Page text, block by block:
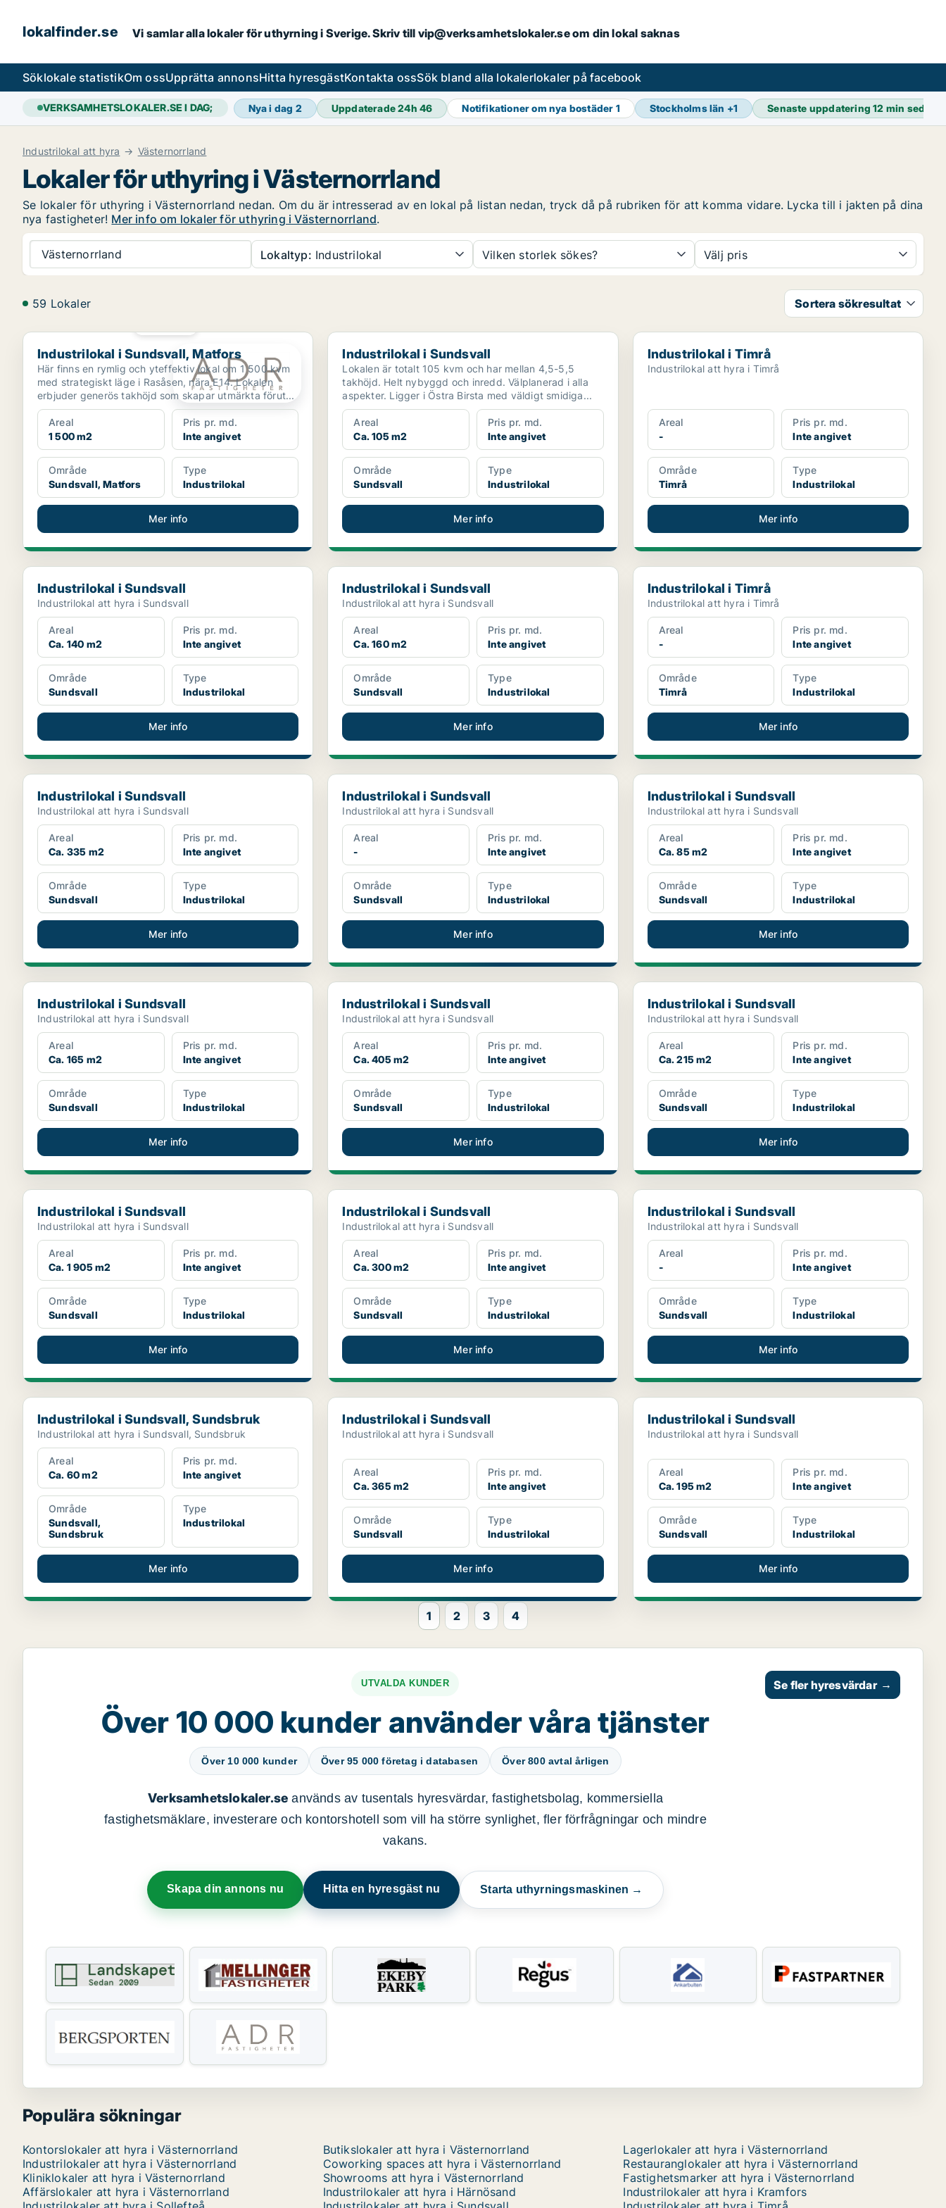
lokalfinder.se Vi samlar alla lokaler för uthyrning i Sverige. Skriv till vip@verksamhetslokaler.se om din lokal saknas
Söklokale statistikOm ossUpprätta annonsHitta hyresgästKontakta ossSök bland alla lokalerlokaler på facebook
VERKSAMHETSLOKALER.SE I DAG; Nya i dag 2 Uppdaterade 24h46 Notifikationer om nya bostäder 1 Stockholms län +1 Senaste uppdatering12 min sedan
Industrilokal att hyra Västernorrland
Lokaler för uthyring i Västernorrland
Se lokaler för uthyring i Västernorrland nedan. Om du är intresserad av en lokal på listan nedan, tryck då på rubriken för att komma vidare. Lycka till i jakten på dina
nya fastigheter! Mer info om lokaler för uthyring i Västernorrland.
Västernorrland Lokaltyp: Industrilokal Vilken storlek sökes? Välj pris
59 Lokaler Sortera sökresultat
Industrilokal i Sundsvall, Matfors
Industrilokal i Sundsvall, Matfors
Här finns en rymlig och yteffektiv lokal om 1 500 kvm
med strategiskt läge i Rasåsen, nära E14. Lokalen
erbjuder generös takhöjd som skapar utmärkta förut...
Areal
1 500 m2
Pris pr. md.
Inte angivet
Område
Sundsvall, Matfors
Type
Industrilokal
Mer info
Industrilokal i Sundsvall
Industrilokal i Sundsvall
Lokalen är totalt 105 kvm och har mellan 4,5-5,5
takhöjd. Helt nybyggd och inredd. Välplanerad i alla
aspekter. Ligger i Östra Birsta med väldigt smidiga...
Areal
Ca. 105 m2
Pris pr. md.
Inte angivet
Område
Sundsvall
Type
Industrilokal
Mer info
Industrilokal i Timrå
Industrilokal i Timrå
Industrilokal att hyra i Timrå
Areal
-
Pris pr. md.
Inte angivet
Område
Timrå
Type
Industrilokal
Mer info
Industrilokal i Sundsvall
Industrilokal i Sundsvall
Industrilokal att hyra i Sundsvall
Areal
Ca. 140 m2
Pris pr. md.
Inte angivet
Område
Sundsvall
Type
Industrilokal
Mer info
Industrilokal i Sundsvall
Industrilokal i Sundsvall
Industrilokal att hyra i Sundsvall
Areal
Ca. 160 m2
Pris pr. md.
Inte angivet
Område
Sundsvall
Type
Industrilokal
Mer info
Industrilokal i Timrå
Industrilokal i Timrå
Industrilokal att hyra i Timrå
Areal
-
Pris pr. md.
Inte angivet
Område
Timrå
Type
Industrilokal
Mer info
Industrilokal i Sundsvall
Industrilokal i Sundsvall
Industrilokal att hyra i Sundsvall
Areal
Ca. 335 m2
Pris pr. md.
Inte angivet
Område
Sundsvall
Type
Industrilokal
Mer info
Industrilokal i Sundsvall
Industrilokal i Sundsvall
Industrilokal att hyra i Sundsvall
Areal
-
Pris pr. md.
Inte angivet
Område
Sundsvall
Type
Industrilokal
Mer info
Industrilokal i Sundsvall
Industrilokal i Sundsvall
Industrilokal att hyra i Sundsvall
Areal
Ca. 85 m2
Pris pr. md.
Inte angivet
Område
Sundsvall
Type
Industrilokal
Mer info
Industrilokal i Sundsvall
Industrilokal i Sundsvall
Industrilokal att hyra i Sundsvall
Areal
Ca. 165 m2
Pris pr. md.
Inte angivet
Område
Sundsvall
Type
Industrilokal
Mer info
Industrilokal i Sundsvall
Industrilokal i Sundsvall
Industrilokal att hyra i Sundsvall
Areal
Ca. 405 m2
Pris pr. md.
Inte angivet
Område
Sundsvall
Type
Industrilokal
Mer info
Industrilokal i Sundsvall
Industrilokal i Sundsvall
Industrilokal att hyra i Sundsvall
Areal
Ca. 215 m2
Pris pr. md.
Inte angivet
Område
Sundsvall
Type
Industrilokal
Mer info
Industrilokal i Sundsvall
Industrilokal i Sundsvall
Industrilokal att hyra i Sundsvall
Areal
Ca. 1 905 m2
Pris pr. md.
Inte angivet
Område
Sundsvall
Type
Industrilokal
Mer info
Industrilokal i Sundsvall
Industrilokal i Sundsvall
Industrilokal att hyra i Sundsvall
Areal
Ca. 300 m2
Pris pr. md.
Inte angivet
Område
Sundsvall
Type
Industrilokal
Mer info
Industrilokal i Sundsvall
Industrilokal i Sundsvall
Industrilokal att hyra i Sundsvall
Areal
-
Pris pr. md.
Inte angivet
Område
Sundsvall
Type
Industrilokal
Mer info
Industrilokal i Sundsvall, Sundsbruk
Industrilokal i Sundsvall, Sundsbruk
Industrilokal att hyra i Sundsvall, Sundsbruk
Areal
Ca. 60 m2
Pris pr. md.
Inte angivet
Område
Sundsvall,
Sundsbruk
Type
Industrilokal
Mer info
Industrilokal i Sundsvall
Industrilokal i Sundsvall
Industrilokal att hyra i Sundsvall
Areal
Ca. 365 m2
Pris pr. md.
Inte angivet
Område
Sundsvall
Type
Industrilokal
Mer info
Industrilokal i Sundsvall
Industrilokal i Sundsvall
Industrilokal att hyra i Sundsvall
Areal
Ca. 195 m2
Pris pr. md.
Inte angivet
Område
Sundsvall
Type
Industrilokal
Mer info
1 2 3 4
UTVALDA KUNDER
Över 10 000 kunder använder våra tjänster
Över 10 000 kunder Över 95 000 företag i databasen Över 800 avtal årligen
Verksamhetslokaler.se används av tusentals hyresvärdar, fastighetsbolag, kommersiella
fastighetsmäklare, investerare och kontorshotell som vill ha större synlighet, fler förfrågningar och mindre
vakans.
Skapa din annons nu Hitta en hyresgäst nu Starta uthyrningsmaskinen →
Se fler hyresvärdar →
Populära sökningar
Kontorslokaler att hyra i Västernorrland Butikslokaler att hyra i Västernorrland
Lagerlokaler att hyra i Västernorrland
Industrilokaler att hyra i Västernorrland
Coworking spaces att hyra i Västernorrland
Restauranglokaler att hyra i Västernorrland
Kliniklokaler att hyra i Västernorrland
Showrooms att hyra i Västernorrland
Fastighetsmarker att hyra i Västernorrland
Affärslokaler att hyra i Västernorrland
Industrilokaler att hyra i Härnösand
Industrilokaler att hyra i Kramfors